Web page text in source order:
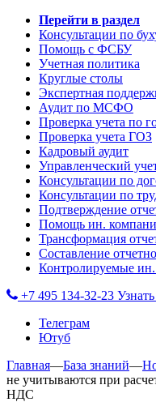
Перейти в раздел
Консультации по
Помощь с ФСБУ
Учетная политика
Круглые столы
Экспертная
Аудит по МСФО
Проверка учета по
Проверка учета ГОЗ
Кадровый аудит
Управленческий
Консультации по
Консультации по
Подтверждение
Помощь ин.
Трансформация
Составление
Контролируемые
+7 495 134-32-23
Телеграм
Ютуб
Главная—База знаний—
не учитываются при
НДС